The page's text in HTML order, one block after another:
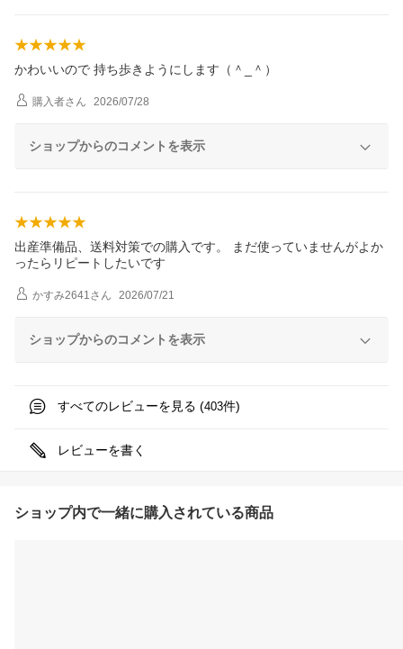
かわいいので 持ち歩きようにします（＾_＾）
購入者さん 2026/07/28
ショップからのコメントを表示
出産準備品、送料対策での購入です。 まだ使っていませんがよか
ったらリピートしたいです
かすみ2641さん 2026/07/21
ショップからのコメントを表示
すべてのレビューを見る (403件)
レビューを書く
ショップ内で一緒に購入されている商品